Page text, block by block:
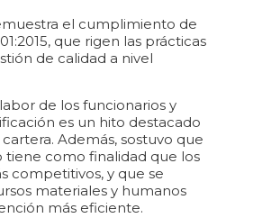
el cumplimiento de
que rigen las prácticas
de calidad a nivel
de los funcionarios y
es un hito destacado
Además, sostuvo que
como finalidad que los
competitivos, y que se
materiales y humanos
más eficiente.